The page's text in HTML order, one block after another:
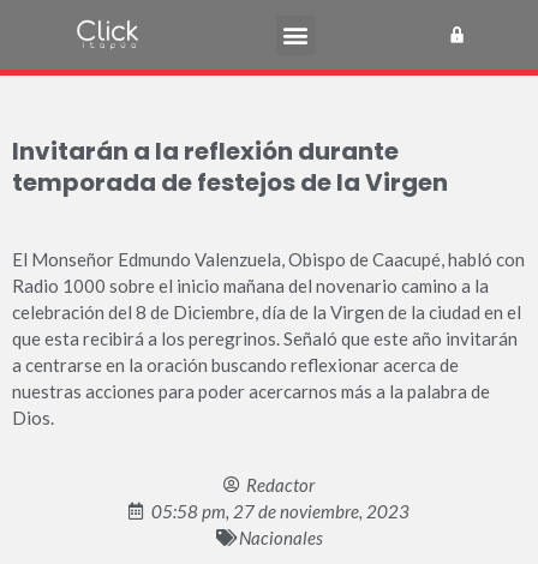
Invitarán a la reflexión durante
temporada de festejos de la Virgen
El Monseñor Edmundo Valenzuela, Obispo de Caacupé, habló con
Radio 1000 sobre el inicio mañana del novenario camino a la
celebración del 8 de Diciembre, día de la Virgen de la ciudad en el
que esta recibirá a los peregrinos. Señaló que este año invitarán
a centrarse en la oración buscando reflexionar acerca de
nuestras acciones para poder acercarnos más a la palabra de
Dios.
Redactor
05:58 pm, 27 de noviembre, 2023
Nacionales